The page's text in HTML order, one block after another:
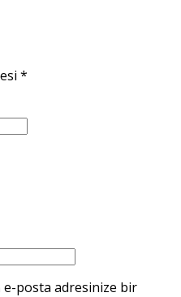
*
e-posta adresinize bir